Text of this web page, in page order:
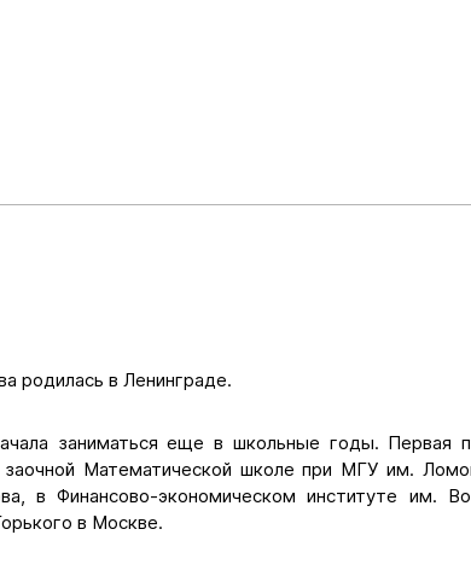
родилась в Ленинграде.
заниматься еще в школьные годы. Первая
заочной Математической школе при МГУ им.
в Финансово-экономическом институте им.
в Москве.